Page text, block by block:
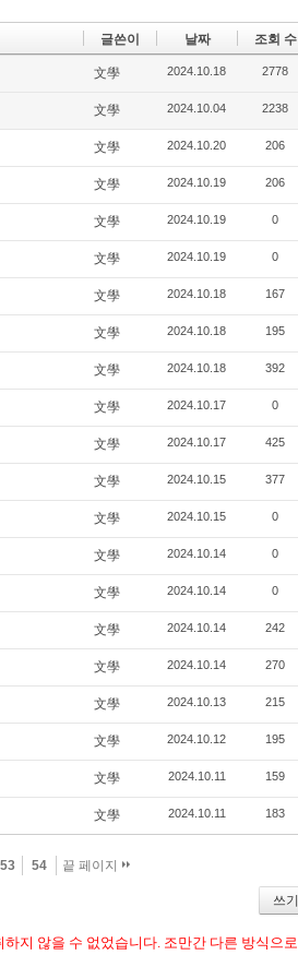
글쓴이 날짜 조회 수
文學 2024.10.18 2778
文學 2024.10.04 2238
文學 2024.10.20 206
文學 2024.10.19 206
文學 2024.10.19 0
文學 2024.10.19 0
文學 2024.10.18 167
文學 2024.10.18 195
文學 2024.10.18 392
文學 2024.10.17 0
文學 2024.10.17 425
文學 2024.10.15 377
文學 2024.10.15 0
文學 2024.10.14 0
文學 2024.10.14 0
文學 2024.10.14 242
文學 2024.10.14 270
文學 2024.10.13 215
文學 2024.10.12 195
文學 2024.10.11 159
文學 2024.10.11 183
53 54 끝 페이지
쓰기
지 않을 수 없었습니다. 조만간 다른 방식으로